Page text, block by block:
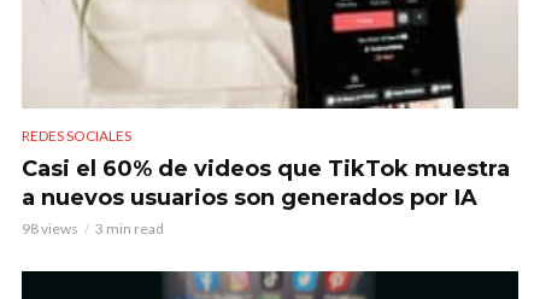
REDES SOCIALES
Casi el 60% de videos que TikTok muestra
a nuevos usuarios son generados por IA
98 views 3 min read